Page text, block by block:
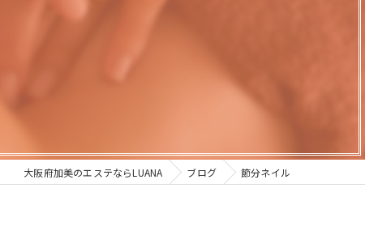
リラクゼーション
大阪府加美のエステならLUANA ブログ 節分ネイル